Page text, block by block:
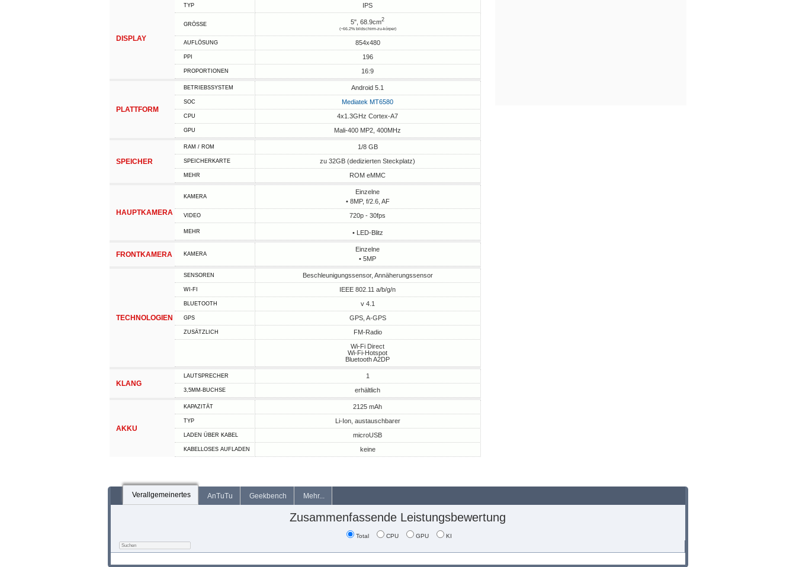
DISPLAY
TYP IPS
GRÖSSE 5", 68.9cm2
(~66.2% bildschirm-zu-körper)
AUFLÖSUNG 854x480
PPI 196
PROPORTIONEN 16:9
PLATTFORM
BETRIEBSSYSTEM Android 5.1
SOC Mediatek MT6580
CPU 4x1.3GHz Cortex-A7
GPU Mali-400 MP2, 400MHz
SPEICHER
RAM / ROM 1/8 GB
SPEICHERKARTE zu 32GB (dedizierten Steckplatz)
MEHR ROM eMMC
HAUPTKAMERA
KAMERA
Einzelne
• 8MP, f/2.6, AF
VIDEO 720p - 30fps
MEHR • LED-Blitz
FRONTKAMERA KAMERA
Einzelne
• 5MP
TECHNOLOGIEN
SENSOREN Beschleunigungssensor, Annäherungssensor
WI-FI IEEE 802.11 a/b/g/n
BLUETOOTH v 4.1
GPS GPS, A-GPS
ZUSÄTZLICH
FM-Radio
Wi-Fi Direct
Wi-Fi-Hotspot
Bluetooth A2DP
KLANG
LAUTSPRECHER 1
3,5MM-BUCHSE erhältlich
AKKU
KAPAZITÄT 2125 mAh
TYP Li-Ion, austauschbarer
LADEN ÜBER KABEL microUSB
KABELLOSES AUFLADEN keine
Verallgemeinertes AnTuTu Geekbench Mehr...
Zusammenfassende Leistungsbewertung
Total CPU GPU KI